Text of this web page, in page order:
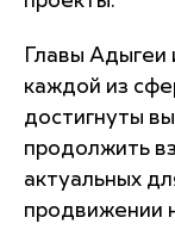
Главы Адыгеи
каждой из
достигнуты
продолжить
актуальных
продвижении